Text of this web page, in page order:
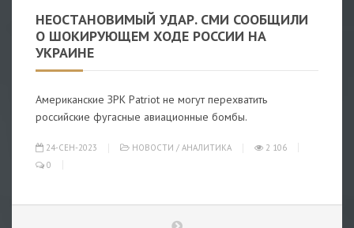
НЕОСТАНОВИМЫЙ УДАР. СМИ СООБЩИЛИ
О ШОКИРУЮЩЕМ ХОДЕ РОССИИ НА
УКРАИНЕ
Американские ЗРК Patriot не могут перехватить
российские фугасные авиационные бомбы.
24-СЕН-2023 НОВОСТИ / АНАЛИТИКА
2 106
0